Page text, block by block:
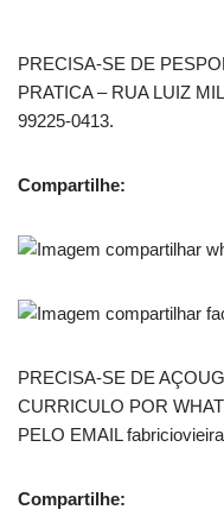
PRECISA-SE DE
PRATICA – RUA LUIZ
99225-0413.
Compartilhe:
PRECISA-SE DE
CURRICULO POR
PELO EMAIL
Compartilhe: